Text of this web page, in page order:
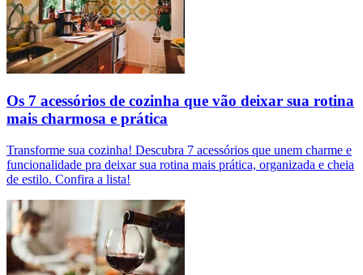
Os 7 acessórios de cozinha que vão deixar sua rotina
mais charmosa e prática
Transforme sua cozinha! Descubra 7 acessórios que unem charme e
funcionalidade pra deixar sua rotina mais prática, organizada e cheia
de estilo. Confira a lista!